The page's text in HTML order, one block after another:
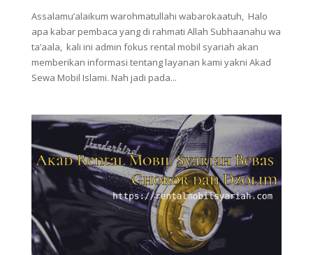
Assalamu’alaikum warohmatullahi wabarokaatuh, Halo
apa kabar pembaca yang di rahmati Allah Subhaanahu wa
ta’aala, kali ini admin fokus rental mobil syariah akan
memberikan informasi tentang layanan kami yakni Akad
Sewa Mobil Islami. Nah jadi pada...